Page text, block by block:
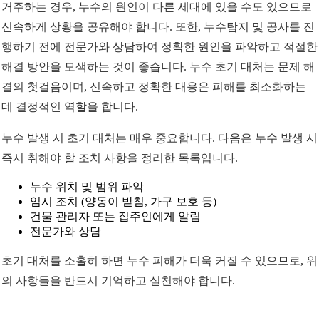
거주하는 경우, 누수의 원인이 다른 세대에 있을 수도 있으므로
신속하게 상황을 공유해야 합니다. 또한, 누수탐지 및 공사를 진
행하기 전에 전문가와 상담하여 정확한 원인을 파악하고 적절한
해결 방안을 모색하는 것이 좋습니다. 누수 초기 대처는 문제 해
결의 첫걸음이며, 신속하고 정확한 대응은 피해를 최소화하는
데 결정적인 역할을 합니다.
누수 발생 시 초기 대처는 매우 중요합니다. 다음은 누수 발생 시
즉시 취해야 할 조치 사항을 정리한 목록입니다.
누수 위치 및 범위 파악
임시 조치 (양동이 받침, 가구 보호 등)
건물 관리자 또는 집주인에게 알림
전문가와 상담
초기 대처를 소홀히 하면 누수 피해가 더욱 커질 수 있으므로, 위
의 사항들을 반드시 기억하고 실천해야 합니다.